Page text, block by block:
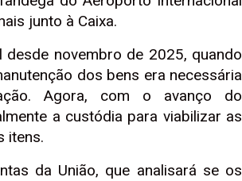
junto à Caixa.
novembro de 2025, quando
dos bens era necessária
Agora, com o avanço do
a custódia para viabilizar as
itens.
da União, que analisará se os